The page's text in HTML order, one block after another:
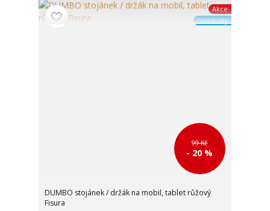
Akce
Skladovky
99 Kč
- 20 %
DUMBO stojánek / držák na mobil, tablet růžový
Fisura